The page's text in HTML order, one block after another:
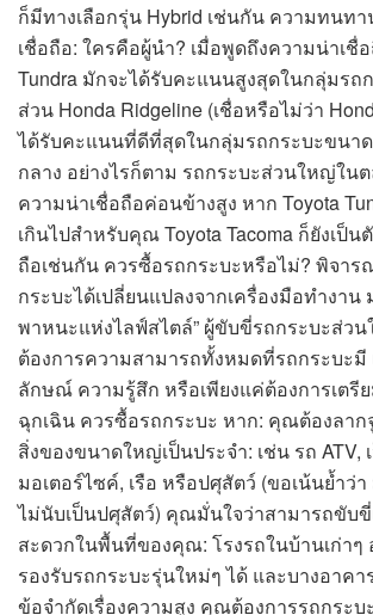
ก็มีทางเลือกรุ่น Hybrid เช่นกัน ความทนท
เชื่อถือ: ใครคือผู้นำ? เมื่อพูดถึงความน่าเชื่
Tundra มักจะได้รับคะแนนสูงสุดในกลุ่มร
ส่วน Honda Ridgeline (เชื่อหรือไม่ว่า
ได้รับคะแนนที่ดีที่สุดในกลุ่มรถกระบะขนา
กลาง อย่างไรก็ตาม รถกระบะส่วนใหญ่ใน
ความน่าเชื่อถือค่อนข้างสูง หาก Toyota
เกินไปสำหรับคุณ Toyota Tacoma ก็ยังเป็น
ถือเช่นกัน ควรซื้อรถกระบะหรือไม่? พิจา
กระบะได้เปลี่ยนแปลงจากเครื่องมือทำงาน
พาหนะแห่งไลฟ์สไตล์” ผู้ขับขี่รถกระบะส่ว
ต้องการความสามารถทั้งหมดที่รถกระบะ
ลักษณ์ ความรู้สึก หรือเพียงแค่ต้องการเตรี
ฉุกเฉิน ควรซื้อรถกระบะ หาก: คุณต้องลาก
สิ่งของขนาดใหญ่เป็นประจำ: เช่น รถ ATV,
มอเตอร์ไซค์, เรือ หรือปศุสัตว์ (ขอเน้นย้ำว่
ไม่นับเป็นปศุสัตว์) คุณมั่นใจว่าสามารถขับ
สะดวกในพื้นที่ของคุณ: โรงรถในบ้านเก่าๆ
รองรับรถกระบะรุ่นใหม่ๆ ได้ และบางอาคา
ข้อจำกัดเรื่องความสูง คุณต้องการรถกระบ